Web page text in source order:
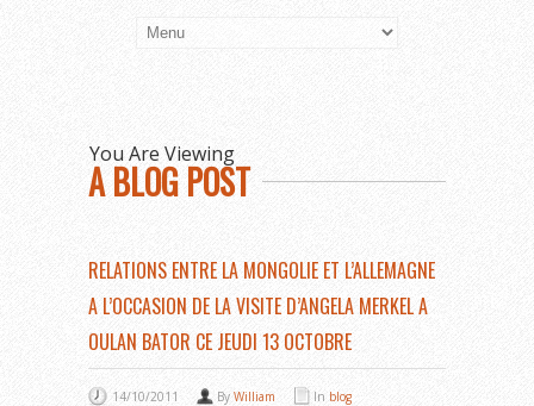
You Are Viewing
A BLOG POST
RELATIONS ENTRE LA MONGOLIE ET L’ALLEMAGNE
A L’OCCASION DE LA VISITE D’ANGELA MERKEL A
OULAN BATOR CE JEUDI 13 OCTOBRE
14/10/2011 By William In blog